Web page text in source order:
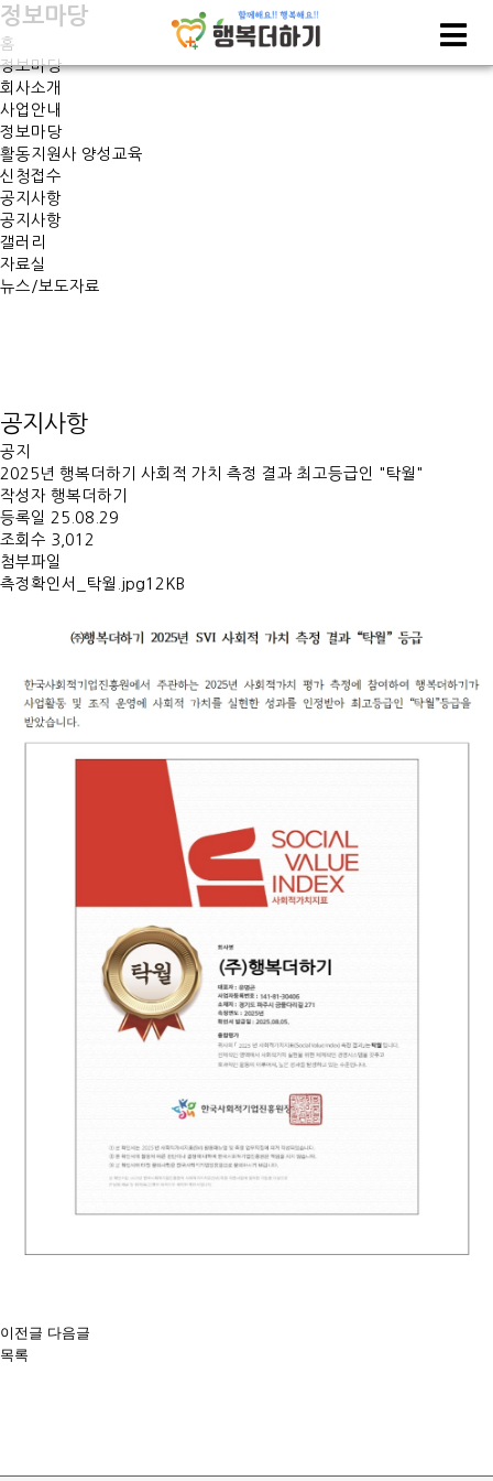
정보마당
홈
정보마당
회사소개
사업안내
정보마당
활동지원사 양성교육
신청접수
공지사항
공지사항
갤러리
자료실
뉴스/보도자료
공지사항
공지
2025년 행복더하기 사회적 가치 측정 결과 최고등급인 "탁월"
작성자 행복더하기
등록일 25.08.29
조회수 3,012
첨부파일
측정확인서_탁월.jpg12KB
이전글 다음글
목록